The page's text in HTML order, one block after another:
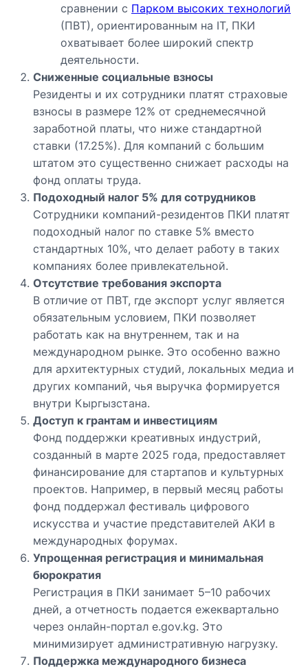
сравнении с Парком высоких технологий
(ПВТ), ориентированным на IT, ПКИ
охватывает более широкий спектр
деятельности.
Сниженные социальные взносы
Резиденты и их сотрудники платят страховые
взносы в размере 12% от среднемесячной
заработной платы, что ниже стандартной
ставки (17.25%). Для компаний с большим
штатом это существенно снижает расходы на
фонд оплаты труда.
Подоходный налог 5% для сотрудников
Сотрудники компаний-резидентов ПКИ платят
подоходный налог по ставке 5% вместо
стандартных 10%, что делает работу в таких
компаниях более привлекательной.
Отсутствие требования экспорта
В отличие от ПВТ, где экспорт услуг является
обязательным условием, ПКИ позволяет
работать как на внутреннем, так и на
международном рынке. Это особенно важно
для архитектурных студий, локальных медиа и
других компаний, чья выручка формируется
внутри Кыргызстана.
Доступ к грантам и инвестициям
Фонд поддержки креативных индустрий,
созданный в марте 2025 года, предоставляет
финансирование для стартапов и культурных
проектов. Например, в первый месяц работы
фонд поддержал фестиваль цифрового
искусства и участие представителей АКИ в
международных форумах.
Упрощенная регистрация и минимальная
бюрократия
Регистрация в ПКИ занимает 5–10 рабочих
дней, а отчетность подается ежеквартально
через онлайн-портал e.gov.kg. Это
минимизирует административную нагрузку.
Поддержка международного бизнеса